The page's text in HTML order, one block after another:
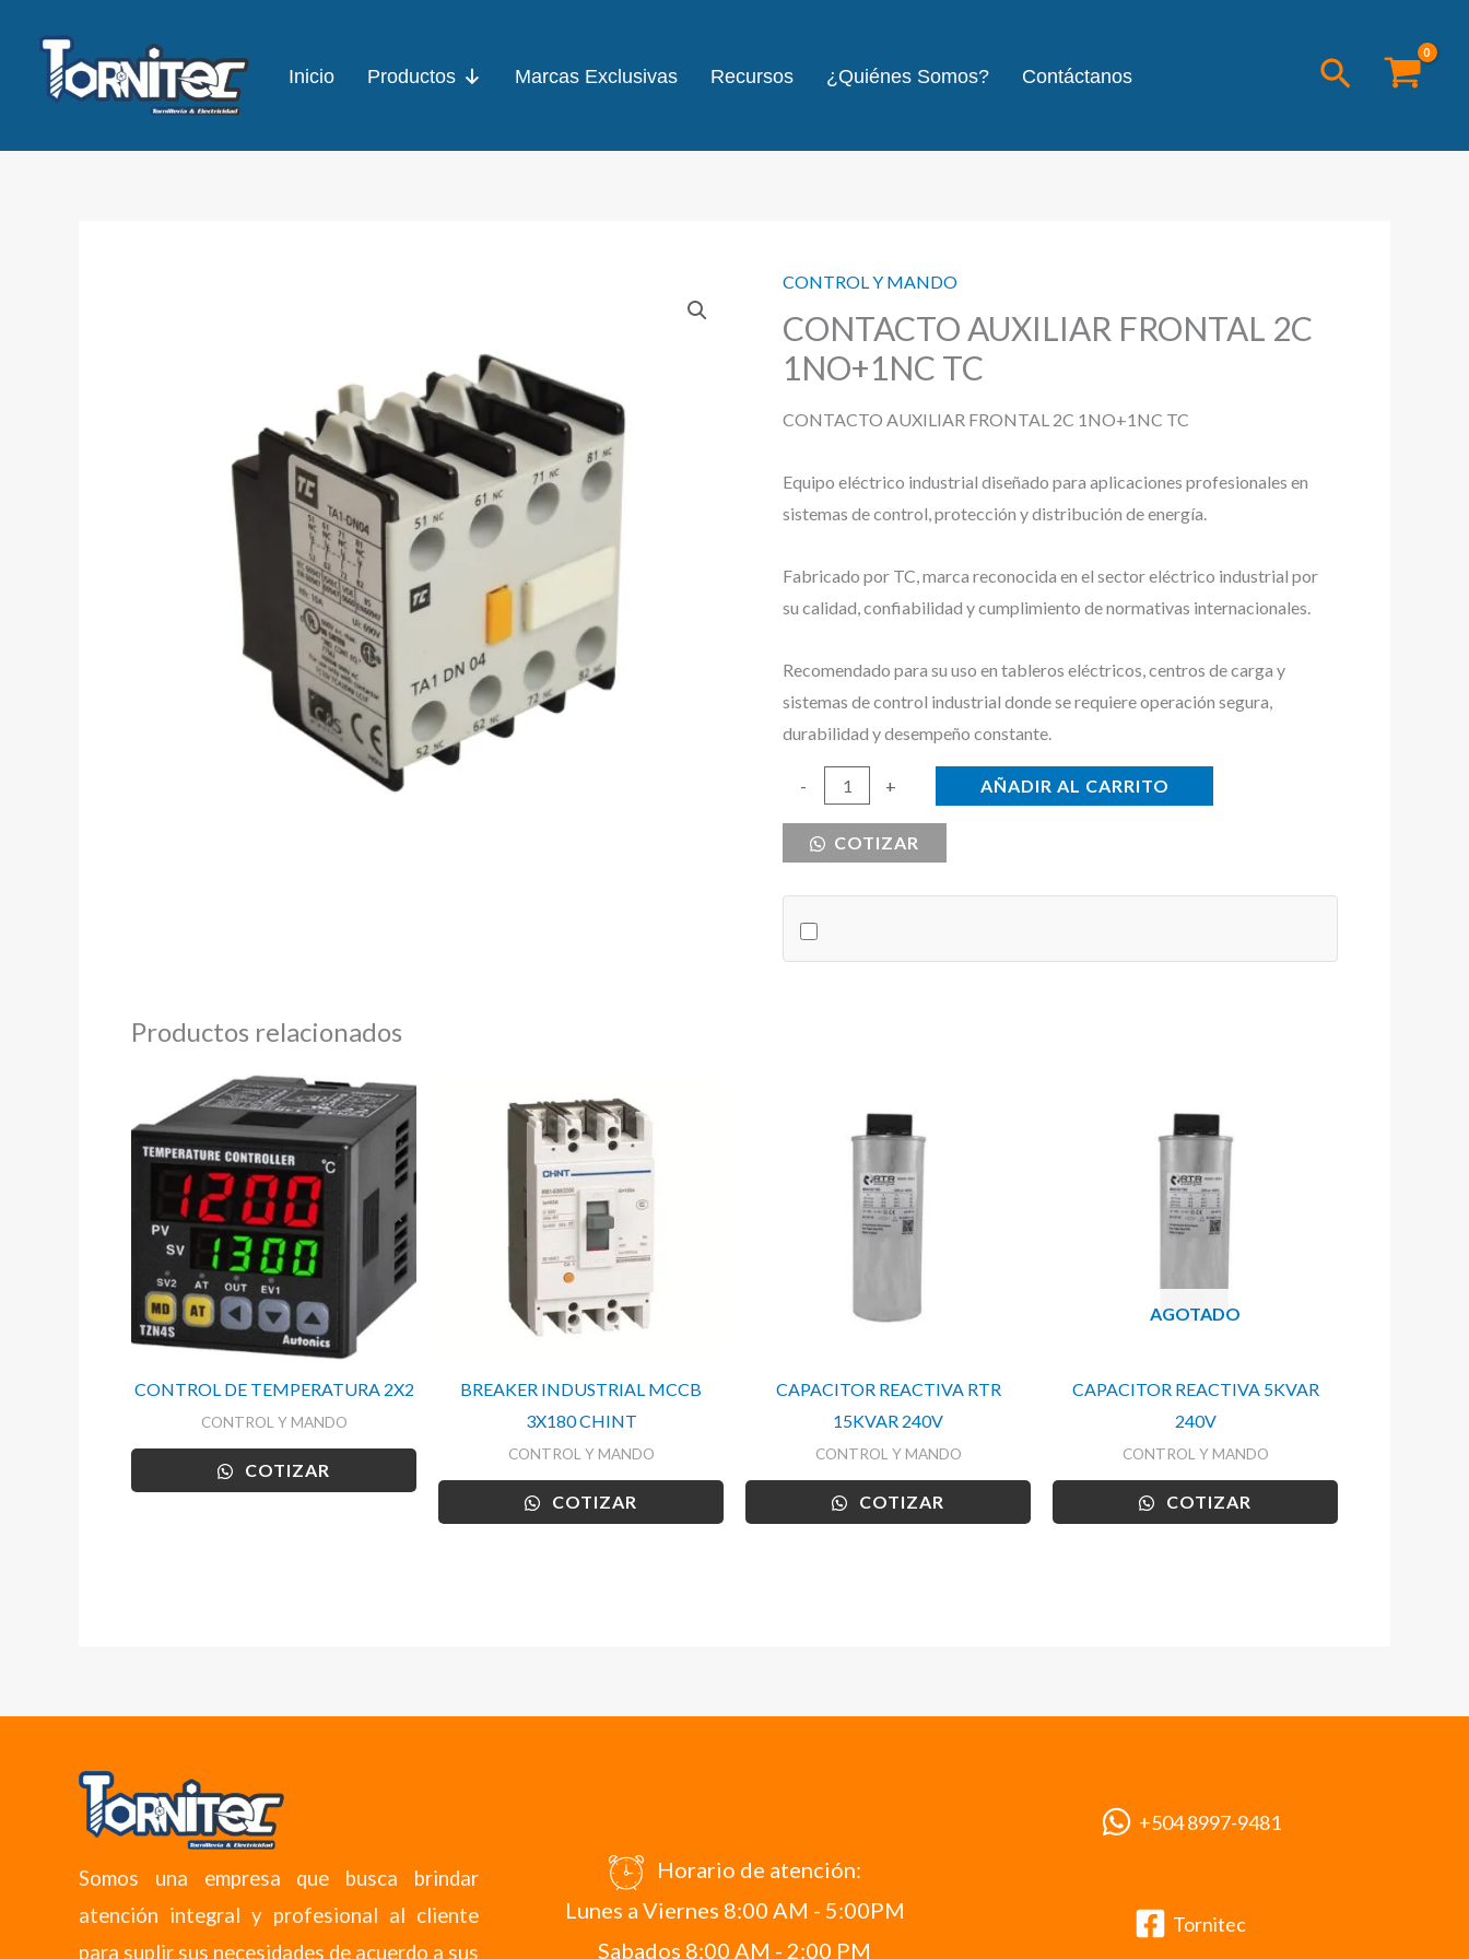
contenido
Inicio Productos Marcas Exclusivas Recursos ¿Quiénes Somos? Contáctanos Buscar
CONTROL Y MANDO
CONTACTO AUXILIAR FRONTAL 2C
1NO+1NC TC
CONTACTO AUXILIAR FRONTAL 2C 1NO+1NC TC
Equipo eléctrico industrial diseñado para aplicaciones profesionales en
sistemas de control, protección y distribución de energía.
Fabricado por TC, marca reconocida en el sector eléctrico industrial por
su calidad, confiabilidad y cumplimiento de normativas internacionales.
Recomendado para su uso en tableros eléctricos, centros de carga y
sistemas de control industrial donde se requiere operación segura,
durabilidad y desempeño constante.
-
CONTACTO
FRONTAL
TC
+ AÑADIR AL CARRITO
COTIZAR
Productos relacionados
CONTROL DE TEMPERATURA 2X2
CONTROL Y MANDO
COTIZAR
BREAKER INDUSTRIAL MCCB
3X180 CHINT
CONTROL Y MANDO
COTIZAR
CAPACITOR REACTIVA RTR
15KVAR 240V
CONTROL Y MANDO
COTIZAR
AGOTADO
CAPACITOR REACTIVA 5KVAR
240V
CONTROL Y MANDO
COTIZAR
Somos una empresa que busca brindar
atención integral y profesional al cliente
para suplir sus necesidades de acuerdo a sus
Horario de atención:
Lunes a Viernes 8:00 AM - 5:00PM
Sabados 8:00 AM - 2:00 PM
+504 8997-9481
Tornitec